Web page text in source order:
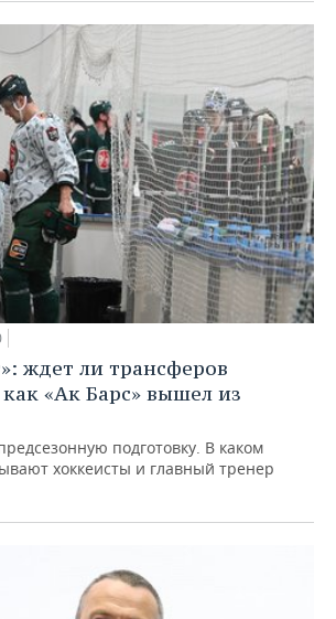
ждет ли трансферов
«Ак Барс» вышел из
подготовку. В каком
хоккеисты и главный тренер